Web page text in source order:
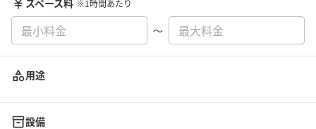
スペース料 ※1時間あたり
〜
用途
設備